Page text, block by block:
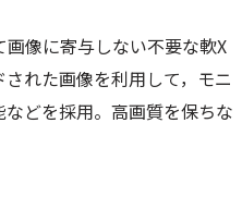
像に寄与しない不要な軟X
れた画像を利用して，モニ
どを採用。高画質を保ちな